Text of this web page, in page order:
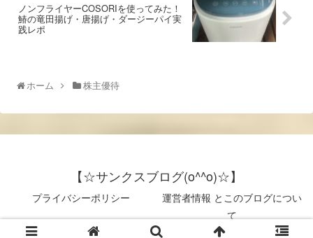
ノンフライヤーCOSORIを使ってみた！
鰆の竜田揚げ・唐揚げ・ダージーパイ実
践レポ
ホーム 株主優待
【☆サンクスブログ(o^^o)☆】
プライバシーポリシー
運営者情報 とこのブログについ
て